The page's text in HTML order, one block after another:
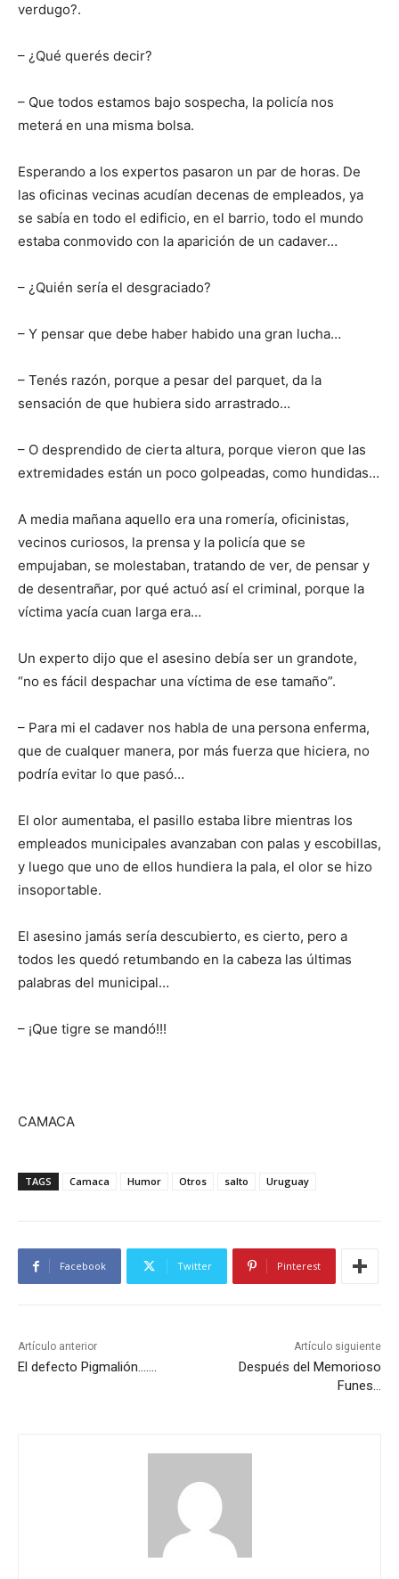
verdugo?.
– ¿Qué querés decir?
– Que todos estamos bajo sospecha, la policía nos
meterá en una misma bolsa.
Esperando a los expertos pasaron un par de horas. De
las oficinas vecinas acudían decenas de empleados, ya
se sabía en todo el edificio, en el barrio, todo el mundo
estaba conmovido con la aparición de un cadaver…
– ¿Quién sería el desgraciado?
– Y pensar que debe haber habido una gran lucha…
– Tenés razón, porque a pesar del parquet, da la
sensación de que hubiera sido arrastrado…
– O desprendido de cierta altura, porque vieron que las
extremidades están un poco golpeadas, como hundidas…
A media mañana aquello era una romería, oficinistas,
vecinos curiosos, la prensa y la policía que se
empujaban, se molestaban, tratando de ver, de pensar y
de desentrañar, por qué actuó así el criminal, porque la
víctima yacía cuan larga era…
Un experto dijo que el asesino debía ser un grandote,
“no es fácil despachar una víctima de ese tamaño”.
– Para mi el cadaver nos habla de una persona enferma,
que de cualquer manera, por más fuerza que hiciera, no
podría evitar lo que pasó…
El olor aumentaba, el pasillo estaba libre mientras los
empleados municipales avanzaban con palas y escobillas,
y luego que uno de ellos hundiera la pala, el olor se hizo
insoportable.
El asesino jamás sería descubierto, es cierto, pero a
todos les quedó retumbando en la cabeza las últimas
palabras del municipal…
– ¡Que tigre se mandó!!!
CAMACA
TAGS Camaca Humor Otros salto Uruguay
Facebook Twitter Pinterest
Artículo anterior
El defecto Pigmalión…….
Artículo siguiente
Después del Memorioso
Funes…